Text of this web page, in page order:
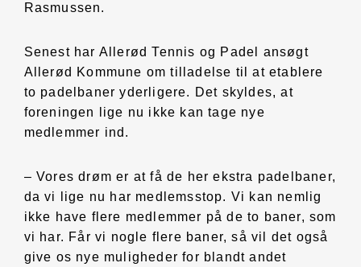
Rasmussen.
Senest har Allerød Tennis og Padel ansøgt
Allerød Kommune om tilladelse til at etablere
to padelbaner yderligere. Det skyldes, at
foreningen lige nu ikke kan tage nye
medlemmer ind.
– Vores drøm er at få de her ekstra padelbaner,
da vi lige nu har medlemsstop. Vi kan nemlig
ikke have flere medlemmer på de to baner, som
vi har. Får vi nogle flere baner, så vil det også
give os nye muligheder for blandt andet